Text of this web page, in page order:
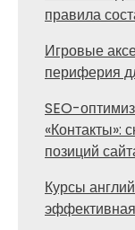
правила
Игровые
периферия
SEO-
«Контакты»:
позиций
Курсы